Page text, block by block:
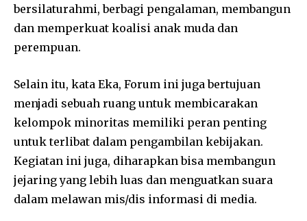
bersilaturahmi, berbagi pengalaman, membangun
dan memperkuat koalisi anak muda dan
perempuan.
Selain itu, kata Eka, Forum ini juga bertujuan
menjadi sebuah ruang untuk membicarakan
kelompok minoritas memiliki peran penting
untuk terlibat dalam pengambilan kebijakan.
Kegiatan ini juga, diharapkan bisa membangun
jejaring yang lebih luas dan menguatkan suara
dalam melawan mis/dis informasi di media.